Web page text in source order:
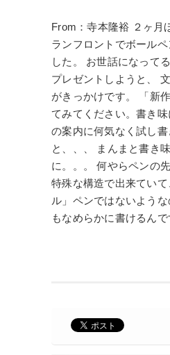
From：寺本隆裕 ２ヶ月
ランフロントでボール
した。 お世話になって
プレゼントしようと、
がきっかけです。 「新
てみてください。書き
の案内に何気なく試し書
と、、、 まんまと書き
に。。。 何やらペンの
特殊な構造で出来てい
ル」ペンではないよう
もなめらかに書けるんで